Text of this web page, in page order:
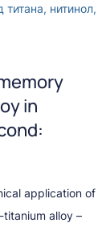
нитинол,
in
application of
alloy –